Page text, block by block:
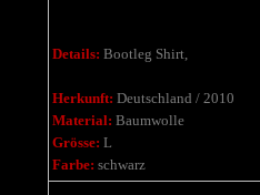
Details: Bootleg Shirt,
Herkunft: Deutschland / 2010
Material: Baumwolle
Grösse: L
Farbe: schwarz